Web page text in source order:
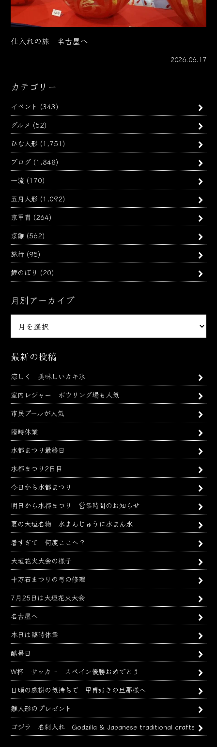
仕入れの旅 名古屋へ
2026.06.17
カテゴリー
イベント (343)
グルメ (52)
ひな人形 (1,751)
ブログ (1,848)
一流 (170)
五月人形 (1,092)
京甲冑 (264)
京雛 (562)
旅行 (95)
鯉のぼり (20)
月別アーカイブ
ー
イ
ブ
最新の投稿
涼しく 美味しいカキ氷
室内レジャー ボウリング場も人気
市民プールが人気
臨時休業
水都まつり最終日
水都まつり2日目
今日から水都まつり
明日から水都まつり 営業時間のお知らせ
夏の大垣名物 水まんじゅうに水まん氷
暑すぎて 何度ここへ？
大垣花火大会の様子
十万石まつりの弓の修理
7月25日は大垣花火大会
名古屋へ
本日は臨時休業
酷暑日
W杯 サッカー スペイン優勝おめでとう
日頃の感謝の気持ちで 甲冑好きの旦那様へ
雛人形のプレゼント
ゴジラ 名刺入れ Godzilla & Japanese traditional crafts